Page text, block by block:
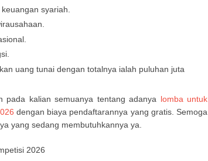
syariah.
uang tunai dengan totalnya ialah puluhan juta
pada kalian semuanya tentang adanya lomba untuk
dengan biaya pendaftarannya yang gratis. Semoga
yang sedang membutuhkannya ya.
2026